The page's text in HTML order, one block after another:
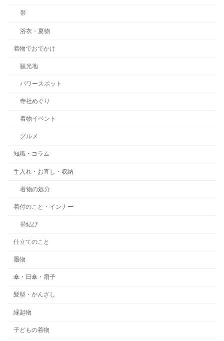
帯
浴衣・夏物
着物でおでかけ
観光地
パワースポット
寺社めぐり
着物イベント
グルメ
知識・コラム
手入れ・お直し・収納
着物の処分
着付のこと・インナー
帯結び
仕立てのこと
履物
傘・日傘・扇子
髪型・かんざし
縁起物
子どもの着物